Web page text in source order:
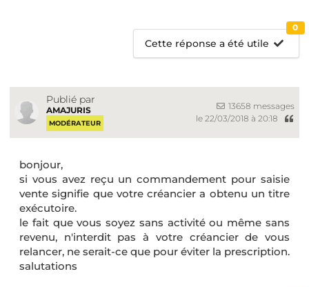
Cette réponse a été utile
0
Publié par
AMAJURIS
MODÉRATEUR
13658 messages
le 22/03/2018 à 20:18
bonjour,
si vous avez reçu un commandement pour saisie
vente signifie que votre créancier a obtenu un titre
exécutoire.
le fait que vous soyez sans activité ou même sans
revenu, n'interdit pas à votre créancier de vous
relancer, ne serait-ce que pour éviter la prescription.
salutations